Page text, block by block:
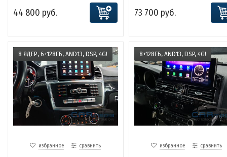
44 800 руб. 73 700 руб.
8 ЯДЕР, 6+128ГБ, AND13, DSP, 4G!
избранное сравнить
8+128ГБ, AND13, DSP, 4G!
избранное сравнить